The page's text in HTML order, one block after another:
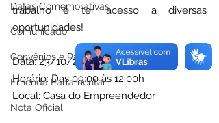
Datas Comemorativas
Comunicado
Convênios e Parcerias
Emenda Parlamentar
Nota Oficial
trabalho e ter acesso a diversas
oportunidades!
Data: 23/10/2024
Horário: Das 09:00 às 12:00h
Local: Casa do Empreendedor